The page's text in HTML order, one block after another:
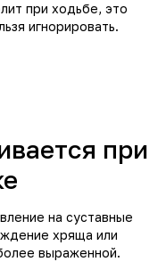
при ходьбе, это
игнорировать.
при
на суставные
хряща или
выраженной.